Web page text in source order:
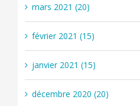
mars 2021 (20)
février 2021 (15)
janvier 2021 (15)
décembre 2020 (20)